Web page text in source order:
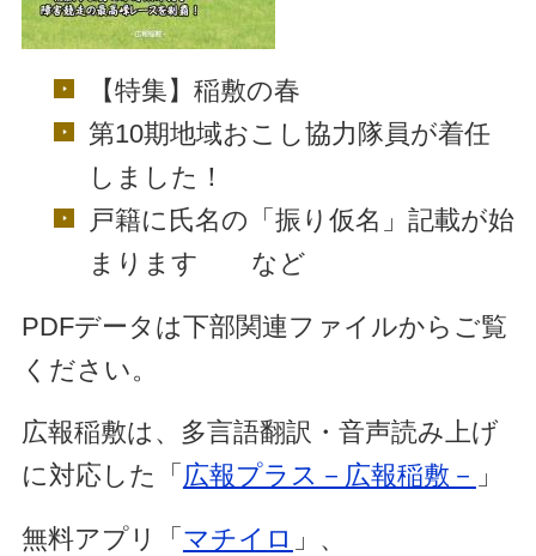
【特集】稲敷の春
第10期地域おこし協力隊員が着任
しました！
戸籍に氏名の「振り仮名」記載が始
まります など
PDFデータは下部関連ファイルからご覧
ください。
広報稲敷は、多言語翻訳・音声読み上げ
に対応した「 広報プラス－広報稲敷－ 」
無料アプリ「 マチイロ 」、